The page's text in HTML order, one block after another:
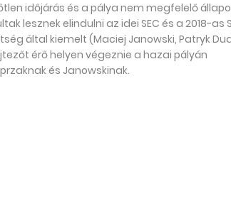
időjárás és a pálya nem megfelelő
lesznek elindulni az idei SEC és a 2018-as
által kiemelt (Maciej Janowski, Patryk
érő helyen végeznie a hazai pályán
és Janowskinak.